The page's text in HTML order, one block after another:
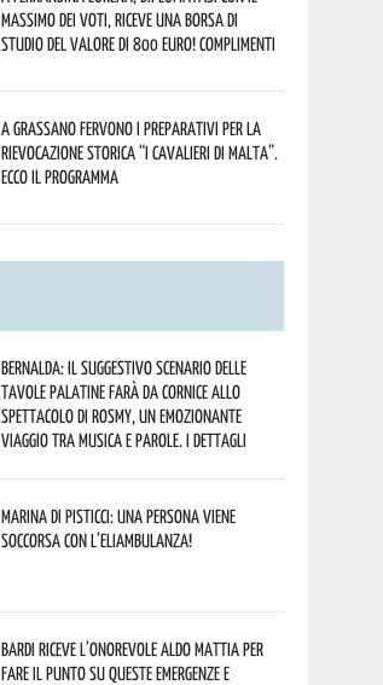
massimo dei voti, riceve una borsa di
studio del valore di 800 euro! Complimenti
A Grassano fervono i preparativi per la
Rievocazione Storica “I CAVALIERI DI MALTA”.
Ecco il programma
Bernalda: il suggestivo scenario delle
Tavole Palatine farà da cornice allo
spettacolo di Rosmy, un emozionante
viaggio tra musica e parole. I dettagli
Marina di Pisticci: una persona viene
soccorsa con l’eliambulanza!
Bardi riceve l’onorevole Aldo Mattia per
fare il punto su queste emergenze e